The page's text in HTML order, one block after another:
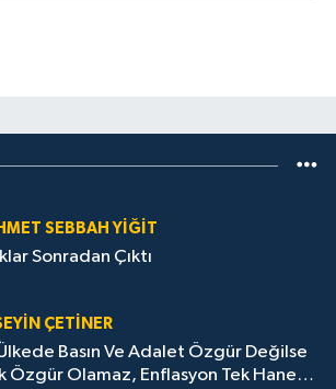
SEBBAH YİĞİT
Sonradan Çıktı
ÇETİNER
Basın Ve Adalet Özgür Değilse
Özgür Olamaz, Enflasyon Tek Haneye